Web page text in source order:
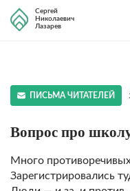
Сергей
Николаевич
Лазарев
ПИСЬМА ЧИТАТЕЛЕЙ
Вопрос про
Много
Зарегистрировались